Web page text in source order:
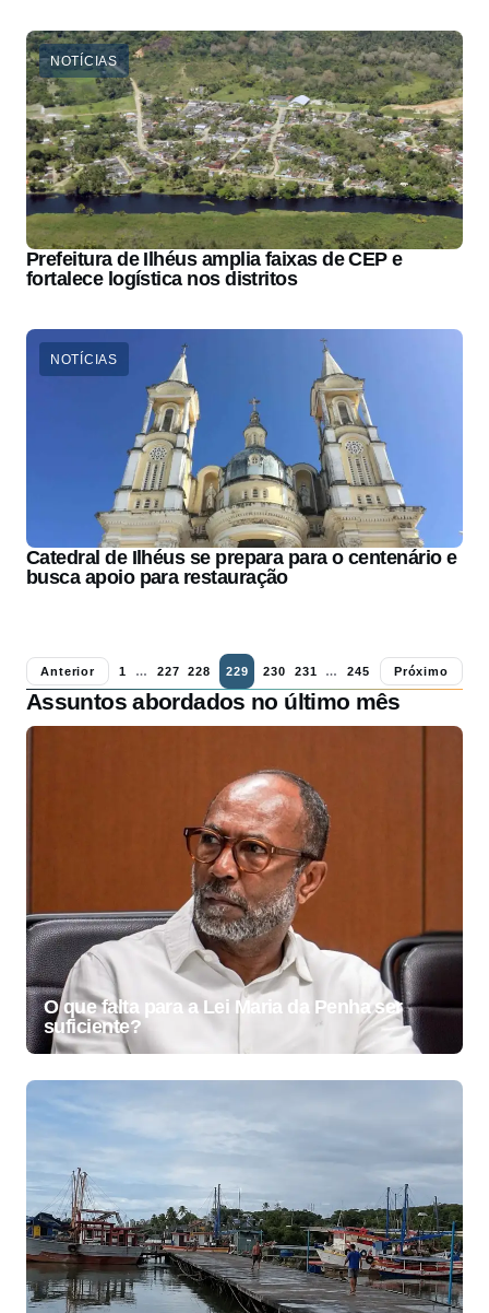
NOTÍCIAS
Prefeitura de Ilhéus amplia faixas de CEP e
fortalece logística nos distritos
NOTÍCIAS
Catedral de Ilhéus se prepara para o centenário e
busca apoio para restauração
Anterior 1 … 227 228 229 230 231 … 245 Próximo
Assuntos abordados no último mês
O que falta para a Lei Maria da Penha ser
suficiente?